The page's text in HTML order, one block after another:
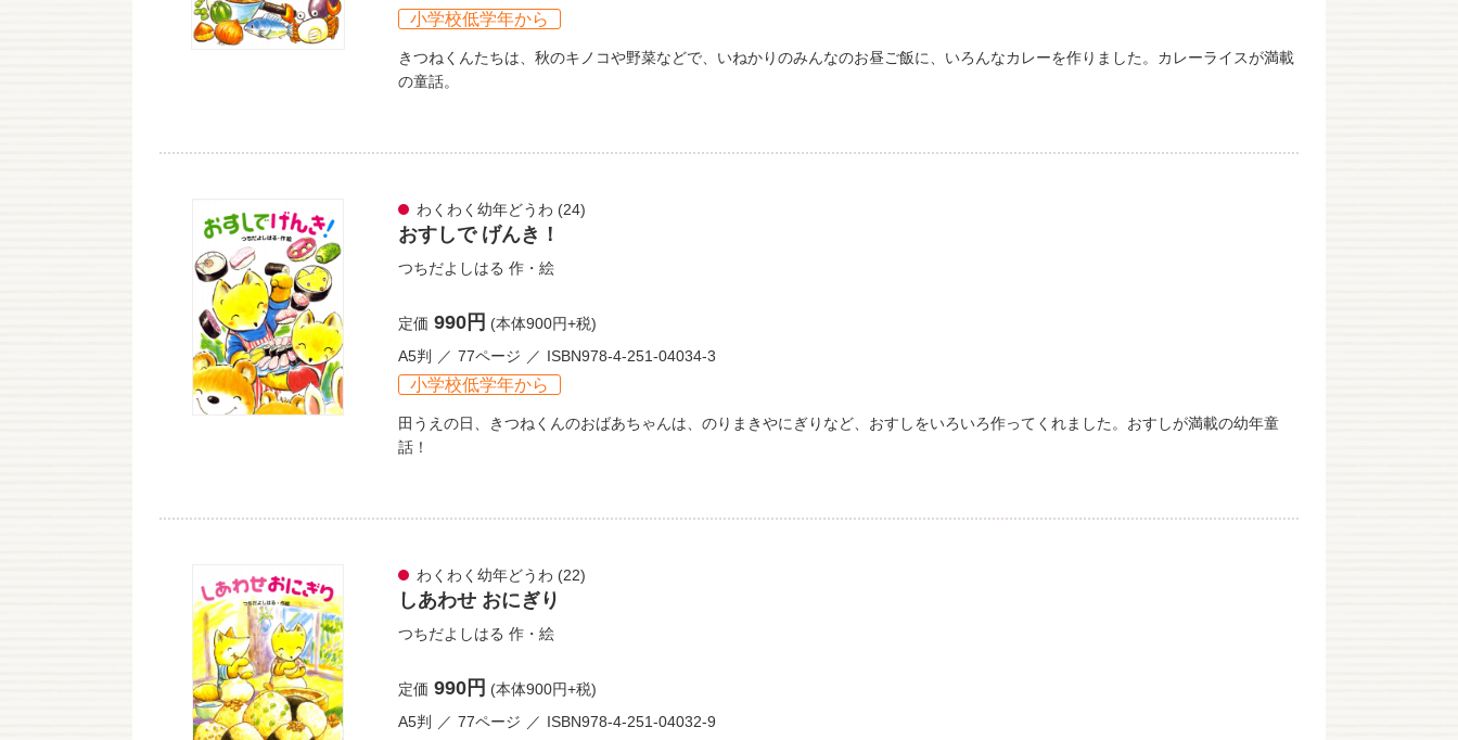
小学校低学年から
きつねくんたちは、秋のキノコや野菜などで、いねかりのみんなのお昼ご飯に、いろんなカレーを作りました。カレーライスが満載
の童話。
わくわく幼年どうわ (24)
おすしで げんき！
つちだよしはる 作・絵
定価 990円 (本体900円+税)
A5判
77ページ ISBN978-4-251-04034-3
小学校低学年から
田うえの日、きつねくんのおばあちゃんは、のりまきやにぎりなど、おすしをいろいろ作ってくれました。おすしが満載の幼年童
話！
わくわく幼年どうわ (22)
しあわせ おにぎり
つちだよしはる 作・絵
定価 990円 (本体900円+税)
A5判
77ページ ISBN978-4-251-04032-9